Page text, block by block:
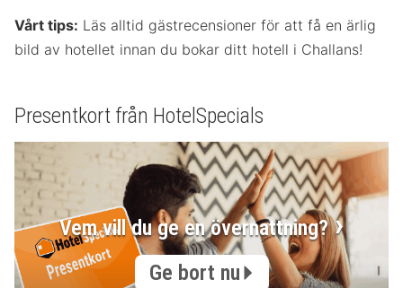
Vårt tips: Läs alltid gästrecensioner för att få en ärlig
bild av hotellet innan du bokar ditt hotell i Challans!
Presentkort från HotelSpecials
Vem vill du ge en övernattning?
Ge bort nu